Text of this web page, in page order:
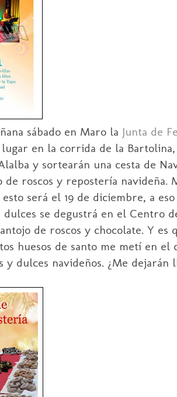
sábado en Maro la Junta de
en la corrida de la
y sortearán una cesta de
roscos y repostería navideña.
será el 19 de diciembre, a
se degustrá en el Centro
de roscos y chocolate. Y es
huesos de santo me metí en
y dulces navideños. ¿Me dejarán